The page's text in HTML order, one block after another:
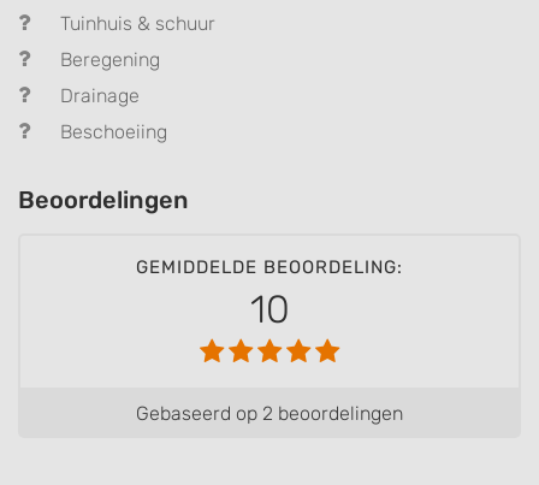
Tuinhuis & schuur
Beregening
Drainage
Beschoeiing
Beoordelingen
GEMIDDELDE BEOORDELING:
10
Gebaseerd op 2 beoordelingen